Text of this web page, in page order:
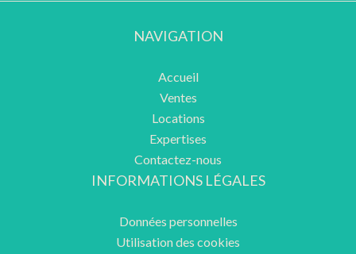
NAVIGATION
Accueil
Ventes
Locations
Expertises
Contactez-nous
INFORMATIONS LÉGALES
Données personnelles
Utilisation des cookies